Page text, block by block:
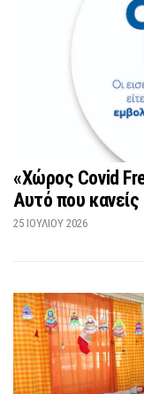
«Χώρος Covid
Αυτό που
25 ΙΟΥΛΊΟΥ 2026